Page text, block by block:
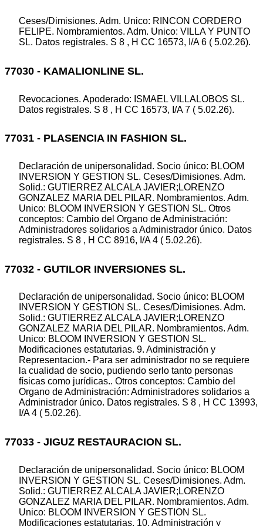
Ceses/Dimisiones. Adm. Unico: RINCON CORDERO
FELIPE. Nombramientos. Adm. Unico: VILLA Y PUNTO
SL. Datos registrales. S 8 , H CC 16573, I/A 6 ( 5.02.26).
77030 - KAMALIONLINE SL.
Revocaciones. Apoderado: ISMAEL VILLALOBOS SL.
Datos registrales. S 8 , H CC 16573, I/A 7 ( 5.02.26).
77031 - PLASENCIA IN FASHION SL.
Declaración de unipersonalidad. Socio único: BLOOM
INVERSION Y GESTION SL. Ceses/Dimisiones. Adm.
Solid.: GUTIERREZ ALCALA JAVIER;LORENZO
GONZALEZ MARIA DEL PILAR. Nombramientos. Adm.
Unico: BLOOM INVERSION Y GESTION SL. Otros
conceptos: Cambio del Organo de Administración:
Administradores solidarios a Administrador único. Datos
registrales. S 8 , H CC 8916, I/A 4 ( 5.02.26).
77032 - GUTILOR INVERSIONES SL.
Declaración de unipersonalidad. Socio único: BLOOM
INVERSION Y GESTION SL. Ceses/Dimisiones. Adm.
Solid.: GUTIERREZ ALCALA JAVIER;LORENZO
GONZALEZ MARIA DEL PILAR. Nombramientos. Adm.
Unico: BLOOM INVERSION Y GESTION SL.
Modificaciones estatutarias. 9. Administración y
Representacion.- Para ser administrador no se requiere
la cualidad de socio, pudiendo serlo tanto personas
físicas como jurídicas.. Otros conceptos: Cambio del
Organo de Administración: Administradores solidarios a
Administrador único. Datos registrales. S 8 , H CC 13993,
I/A 4 ( 5.02.26).
77033 - JIGUZ RESTAURACION SL.
Declaración de unipersonalidad. Socio único: BLOOM
INVERSION Y GESTION SL. Ceses/Dimisiones. Adm.
Solid.: GUTIERREZ ALCALA JAVIER;LORENZO
GONZALEZ MARIA DEL PILAR. Nombramientos. Adm.
Unico: BLOOM INVERSION Y GESTION SL.
Modificaciones estatutarias. 10. Administración y